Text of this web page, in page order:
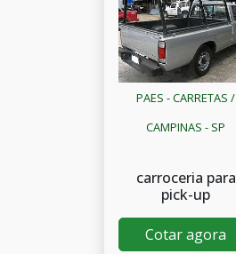
PAES - CARRETAS /
CAMPINAS - SP
carroceria para
pick-up
Cotar agora